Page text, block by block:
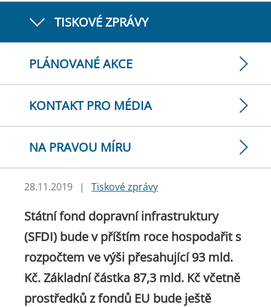
TISKOVÉ ZPRÁVY
PLÁNOVANÉ AKCE
KONTAKT PRO MÉDIA
NA PRAVOU MÍRU
28.11.2019 | Tiskové zprávy
Státní fond dopravní infrastruktury
(SFDI) bude v příštím roce hospodařit s
rozpočtem ve výši přesahující 93 mld.
Kč. Základní částka 87,3 mld. Kč včetně
prostředků z fondů EU bude ještě